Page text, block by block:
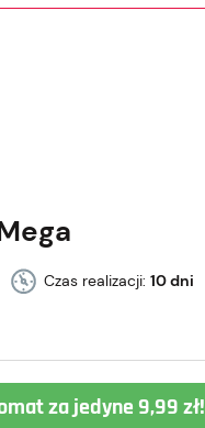
Czas realizacji: 10 dni
za jedyne 9,99 zł!